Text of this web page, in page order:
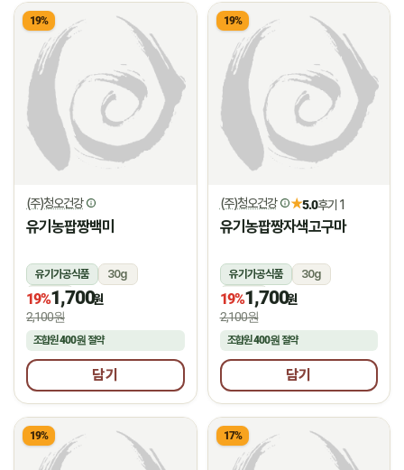
19%
(주)청오건강
유기농팝짱백미
유기가공식품
30g
상온
19%1,700원
2,100원
조합원400원 절약
담기
19%
(주)청오건강 ★5.0후기 1
유기농팝짱자색고구마
유기가공식품
30g
상온
19%1,700원
2,100원
조합원400원절약
담기
19% 17%